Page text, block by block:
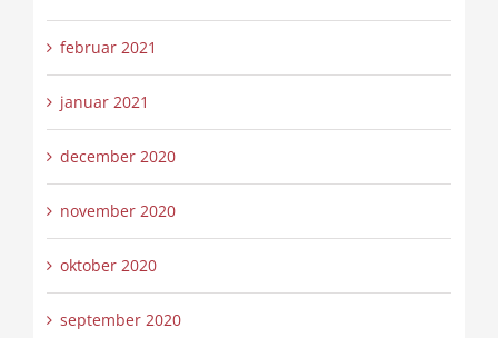
februar 2021
januar 2021
december 2020
november 2020
oktober 2020
september 2020